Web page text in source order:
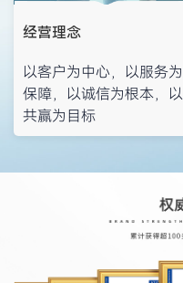
经营理念
以客户为中心，以服务为
保障，以诚信为根本，以
共赢为目标